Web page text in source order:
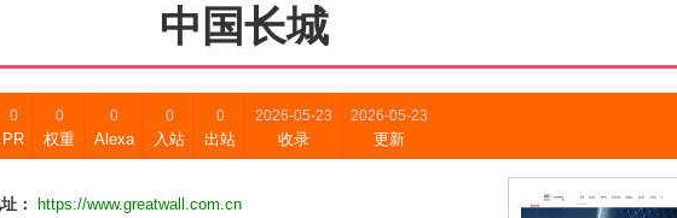
中国长城
0
PR
0
权重
0
Alexa
0
入站
0
出站
2026-05-23
收录
2026-05-23
更新
： https://www.greatwall.com.cn